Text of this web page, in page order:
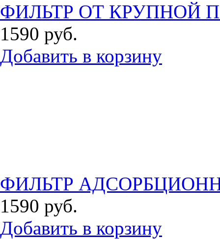
ФИЛЬТР ОТ КРУПНОЙ
1590 руб.
Добавить в корзину
ФИЛЬТР
1590 руб.
Добавить в корзину